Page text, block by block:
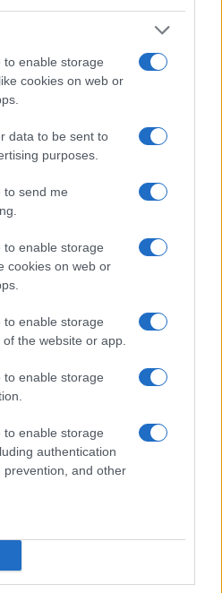
to enable storage
cookies on web or
data to be sent to
purposes.
to send me
to enable storage
cookies on web or
to enable storage
the website or app.
to enable storage
to enable storage
authentication
and other
#ruke